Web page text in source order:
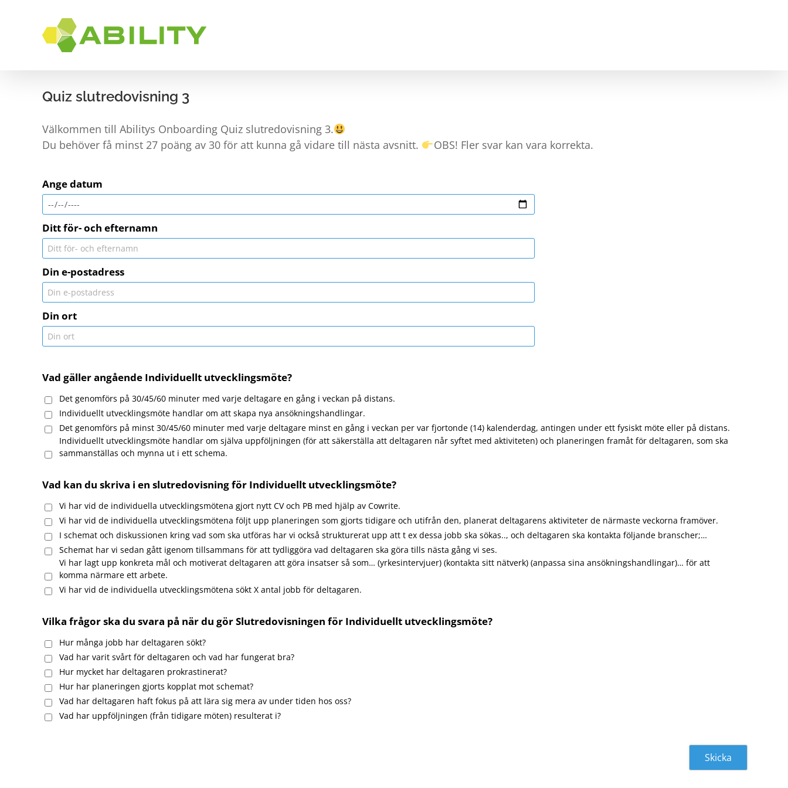
Quiz slutredovisning 3
Välkommen till Abilitys Onboarding Quiz slutredovisning 3.
Du behöver få minst 27 poäng av 30 för att kunna gå vidare till nästa avsnitt.
OBS! Fler svar kan vara korrekta.
Ange datum
Ditt för- och efternamn
Din e-postadress
Din ort
Vad gäller angående Individuellt utvecklingsmöte?
Det genomförs på 30/45/60 minuter med varje deltagare en gång i veckan på distans.
Individuellt utvecklingsmöte handlar om att skapa nya ansökningshandlingar.
Det genomförs på minst 30/45/60 minuter med varje deltagare minst en gång i veckan per var fjortonde (14) kalenderdag, antingen under ett fysiskt möte eller på distans.
Individuellt utvecklingsmöte handlar om själva uppföljningen (för att säkerställa att deltagaren når syftet med aktiviteten) och planeringen framåt för deltagaren, som ska
sammanställas och mynna ut i ett schema.
Vad kan du skriva i en slutredovisning för Individuellt utvecklingsmöte?
Vi har vid de individuella utvecklingsmötena gjort nytt CV och PB med hjälp av Cowrite.
Vi har vid de individuella utvecklingsmötena följt upp planeringen som gjorts tidigare och utifrån den, planerat deltagarens aktiviteter de närmaste veckorna framöver.
I schemat och diskussionen kring vad som ska utföras har vi också strukturerat upp att t ex dessa jobb ska sökas.., och deltagaren ska kontakta följande branscher;…
Schemat har vi sedan gått igenom tillsammans för att tydliggöra vad deltagaren ska göra tills nästa gång vi ses.
Vi har lagt upp konkreta mål och motiverat deltagaren att göra insatser så som… (yrkesintervjuer) (kontakta sitt nätverk) (anpassa sina ansökningshandlingar)… för att
komma närmare ett arbete.
Vi har vid de individuella utvecklingsmötena sökt X antal jobb för deltagaren.
Vilka frågor ska du svara på när du gör Slutredovisningen för Individuellt utvecklingsmöte?
Hur många jobb har deltagaren sökt?
Vad har varit svårt för deltagaren och vad har fungerat bra?
Hur mycket har deltagaren prokrastinerat?
Hur har planeringen gjorts kopplat mot schemat?
Vad har deltagaren haft fokus på att lära sig mera av under tiden hos oss?
Vad har uppföljningen (från tidigare möten) resulterat i?